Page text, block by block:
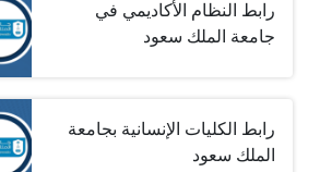
رابط النظام الأكاديمي في
جامعة الملك سعود‎
رابط الكليات الإنسانية بجامعة
الملك سعود